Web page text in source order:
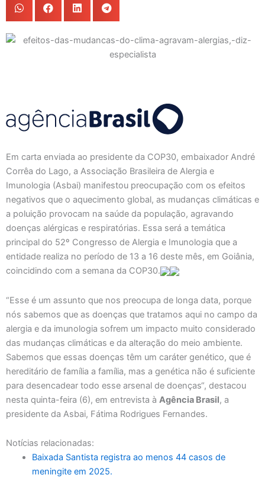
Em carta enviada ao presidente da COP30, embaixador André
Corrêa do Lago, a Associação Brasileira de Alergia e
Imunologia (Asbai) manifestou preocupação com os efeitos
negativos que o aquecimento global, as mudanças climáticas e
a poluição provocam na saúde da população, agravando
doenças alérgicas e respiratórias. Essa será a temática
principal do 52º Congresso de Alergia e Imunologia que a
entidade realiza no período de 13 a 16 deste mês, em Goiânia,
coincidindo com a semana da COP30.
“Esse é um assunto que nos preocupa de longa data, porque
nós sabemos que as doenças que tratamos aqui no campo da
alergia e da imunologia sofrem um impacto muito considerado
das mudanças climáticas e da alteração do meio ambiente.
Sabemos que essas doenças têm um caráter genético, que é
hereditário de família a família, mas a genética não é suficiente
para desencadear todo esse arsenal de doenças“, destacou
nesta quinta-feira (6), em entrevista à Agência Brasil, a
presidente da Asbai, Fátima Rodrigues Fernandes.
Notícias relacionadas:
Baixada Santista registra ao menos 44 casos de
meningite em 2025.